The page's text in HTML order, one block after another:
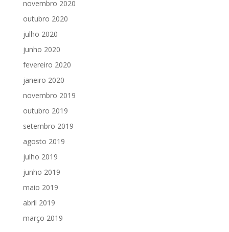
novembro 2020
outubro 2020
julho 2020
junho 2020
fevereiro 2020
janeiro 2020
novembro 2019
outubro 2019
setembro 2019
agosto 2019
julho 2019
junho 2019
maio 2019
abril 2019
março 2019